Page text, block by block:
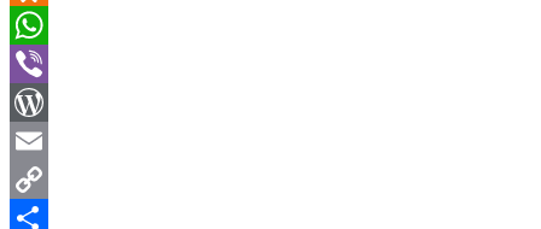
Odnoklassniki
WhatsApp
Viber
WordPress
Email
Copy